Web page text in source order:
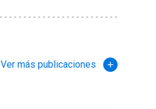
Ver más publicaciones